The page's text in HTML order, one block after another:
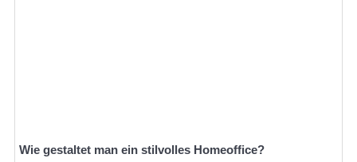
Wie gestaltet man ein stilvolles Homeoffice?